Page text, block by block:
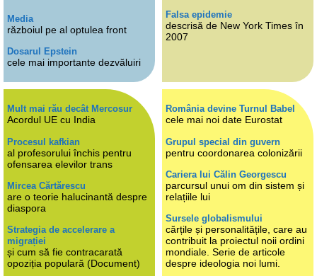
Media
războiul pe al optulea front
Dosarul Epstein
cele mai importante dezvăluiri
Falsa epidemie
descrisă de New York Times în
2007
Mult mai rău decât Mercosur
Acordul UE cu India
Procesul kafkian
al profesorului închis pentru
ofensarea elevilor trans
Mircea Cărtărescu
are o teorie halucinantă despre
diaspora
Strategia de accelerare a
migrației
și cum să fie contracarată
opoziția populară (Document)
România devine Turnul Babel
cele mai noi date Eurostat
Grupul special din guvern
pentru coordonarea colonizării
Cariera lui Călin Georgescu
parcursul unui om din sistem și
relațiile lui
Sursele globalismului
cărțile și personalitățile, care au
contribuit la proiectul noii ordini
mondiale. Serie de articole
despre ideologia noi lumi.